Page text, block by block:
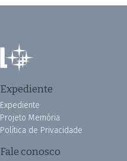
Expediente
Expediente
Projeto Memória
Política de Privacidade
Fale conosco